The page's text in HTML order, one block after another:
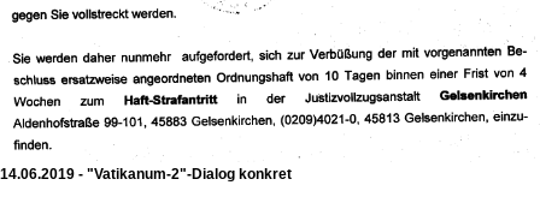
14.06.2019 - "Vatikanum-2"-Dialog konkret